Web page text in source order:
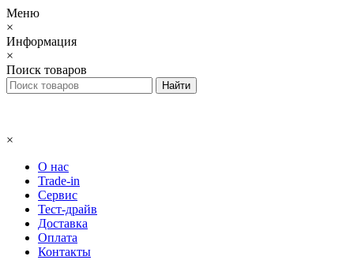
Меню
×
Информация
×
Поиск товаров
×
О нас
Trade-in
Сервис
Тест-драйв
Доставка
Оплата
Контакты